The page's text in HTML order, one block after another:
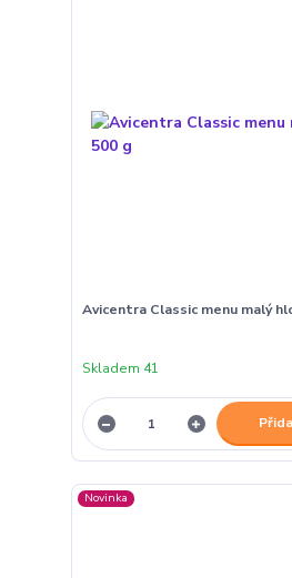
Avicentra Classic menu malý
Skladem 41
Novinka